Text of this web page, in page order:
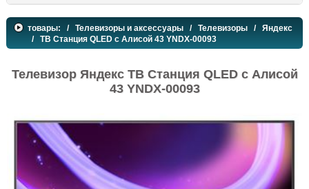
товары: / Телевизоры и аксессуары / Телевизоры / Яндекс
/ ТВ Станция QLED с Алисой 43 YNDX-00093
Телевизор Яндекс ТВ Станция QLED с Алисой
43 YNDX-00093